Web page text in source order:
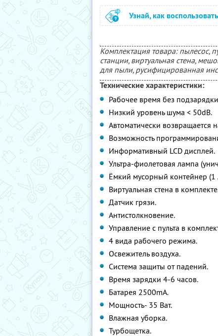
Узнай, как
Комплектация товара: пылесос,
станции, виртуальная стена,
для пыли, русифицированная
Технические характеристики:
Рабочее время без
Низкий уровень шума < 50dB.
Автоматически возвращается
Возможность
Информативный LCD дисплей.
Ультра-фиолетовая лампа
Ёмкий мусорный контейнер (1
Виртуальная стена в
Датчик грязи.
Антистолкновение.
Управление с пульта в
4 вида рабочего режима.
Освежитель воздуха.
Система защиты от падений.
Время зарядки 4-6 часов.
Батарея 2500mA.
Мощность- 35 Ват.
Влажная уборка.
Турбощетка.